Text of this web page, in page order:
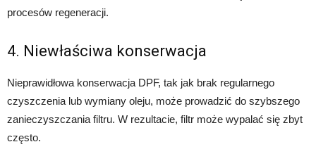
procesów regeneracji.
4. Niewłaściwa konserwacja
Nieprawidłowa konserwacja DPF, tak jak brak regularnego
czyszczenia lub wymiany oleju, może prowadzić do szybszego
zanieczyszczania filtru. W rezultacie, filtr może wypalać się zbyt
często.